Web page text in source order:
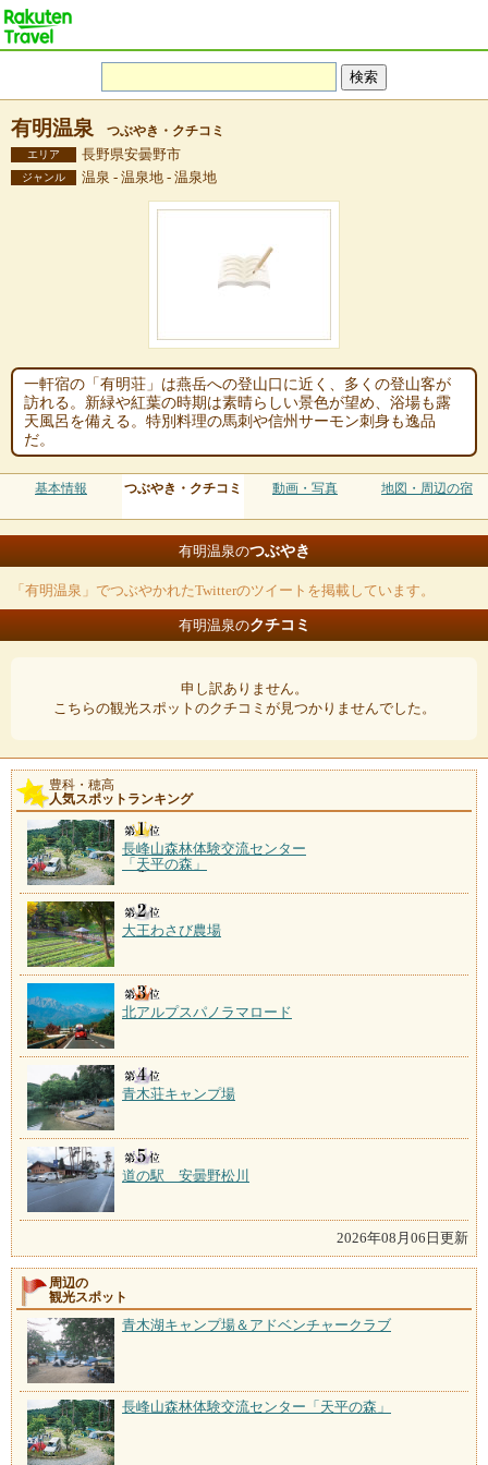
有明温泉 つぶやき・クチコミ
エリア 長野県安曇野市
ジャンル 温泉 - 温泉地 - 温泉地
一軒宿の「有明荘」は燕岳への登山口に近く、多くの登山客が
訪れる。新緑や紅葉の時期は素晴らしい景色が望め、浴場も露
天風呂を備える。特別料理の馬刺や信州サーモン刺身も逸品
だ。
基本情報 つぶやき・クチコミ 動画・写真 地図・周辺の宿
有明温泉のつぶやき
「有明温泉」でつぶやかれたTwitterのツイートを掲載しています。
有明温泉のクチコミ
申し訳ありません。
こちらの観光スポットのクチコミが見つかりませんでした。
豊科・穂高
人気スポットランキング
長峰山森林体験交流センター
「天平の森」
大王わさび農場
北アルプスパノラマロード
青木荘キャンプ場
道の駅 安曇野松川
2026年08月06日更新
周辺の
観光スポット
青木湖キャンプ場＆アドベンチャークラブ
長峰山森林体験交流センター「天平の森」